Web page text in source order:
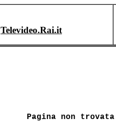
Televideo.Rai.it
Pagina non trovata